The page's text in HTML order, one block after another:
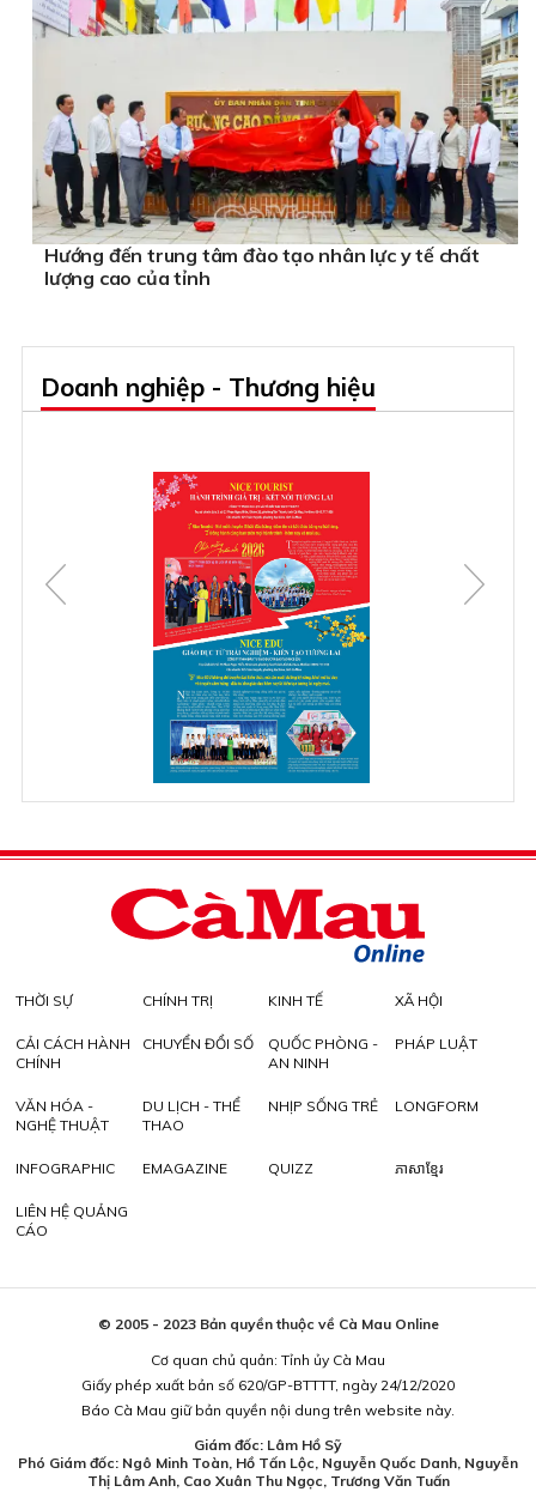
Hướng đến trung tâm đào tạo nhân lực y tế chất
lượng cao của tỉnh
Doanh nghiệp - Thương hiệu
THỜI SỰ CHÍNH TRỊ KINH TẾ XÃ HỘI
CẢI CÁCH HÀNH
CHÍNH
CHUYỂN ĐỔI SỐ
QUỐC PHÒNG -
AN NINH
PHÁP LUẬT
VĂN HÓA -
NGHỆ THUẬT
DU LỊCH - THỂ
THAO
NHỊP SỐNG TRẺ LONGFORM
INFOGRAPHIC EMAGAZINE QUIZZ ភាសាខ្មែរ
LIÊN HỆ QUẢNG
CÁO
© 2005 - 2023 Bản quyền thuộc về Cà Mau Online
Cơ quan chủ quản: Tỉnh ủy Cà Mau
Giấy phép xuất bản số 620/GP-BTTTT, ngày 24/12/2020
Báo Cà Mau giữ bản quyền nội dung trên website này.
Giám đốc: Lâm Hồ Sỹ
Phó Giám đốc: Ngô Minh Toàn, Hồ Tấn Lộc, Nguyễn Quốc Danh, Nguyễn
Thị Lâm Anh, Cao Xuân Thu Ngọc, Trương Văn Tuấn